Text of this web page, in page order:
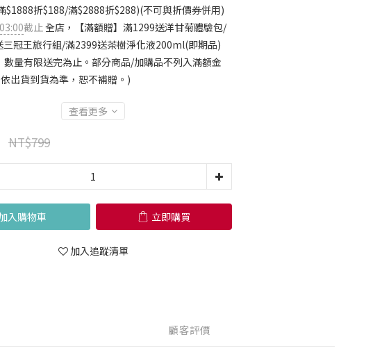
$1888折$188/滿$2888折$288)(不可與折價券併用)
截止全店，【滿額贈】滿1299送洋甘菊體驗包/
三冠王旅行組/滿2399送茶樹淨化液200ml(即期品)
數量有限送完為止。部分商品/加購品不列入滿額金
出貨到貨為準，恕不補贈。)
查看更多
NT$799
入購物車 立即購買
加入追蹤清單
顧客評價